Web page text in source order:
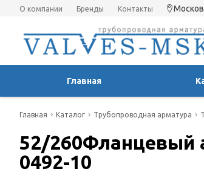
О компании Бренды Контакты
Главная
Главная Каталог Трубопроводная арматура
52/260Фланцевый
0492-10